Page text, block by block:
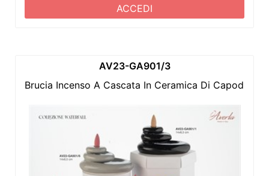
ACCEDI
AV23-GA901/3
Brucia Incenso A Cascata In Ceramica Di